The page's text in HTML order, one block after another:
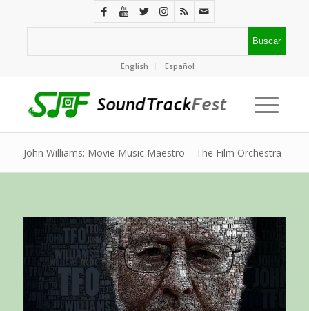
English Español
John Williams: Movie Music Maestro – The Film Orchestra